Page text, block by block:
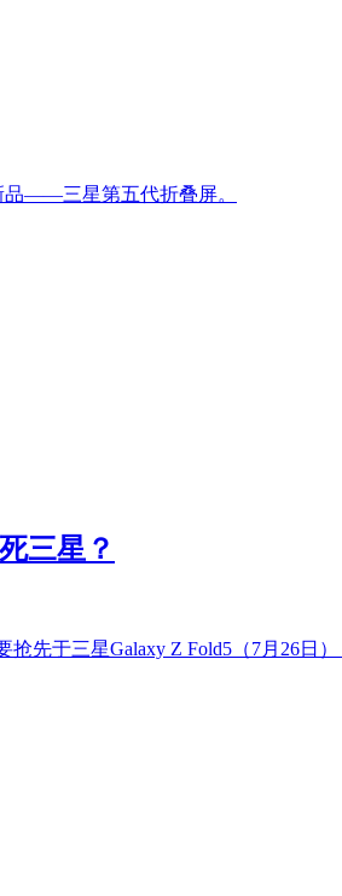
品——三星第五代折叠屏。
三星？
先于三星Galaxy Z Fold5（7月26日）